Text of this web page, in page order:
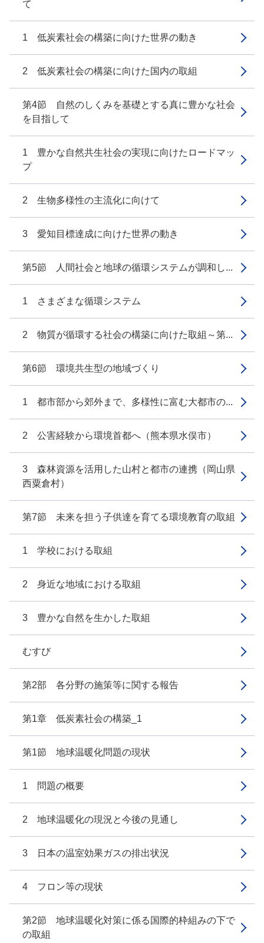
て
1 低炭素社会の構築に向けた世界の動き
2 低炭素社会の構築に向けた国内の取組
第4節 自然のしくみを基礎とする真に豊かな社会
を目指して
1 豊かな自然共生社会の実現に向けたロードマッ
プ
2 生物多様性の主流化に向けて
3 愛知目標達成に向けた世界の動き
第5節 人間社会と地球の循環システムが調和し...
1 さまざまな循環システム
2 物質が循環する社会の構築に向けた取組～第...
第6節 環境共生型の地域づくり
1 都市部から郊外まで、多様性に富む大都市の...
2 公害経験から環境首都へ（熊本県水俣市）
3 森林資源を活用した山村と都市の連携（岡山県
西粟倉村）
第7節 未来を担う子供達を育てる環境教育の取組
1 学校における取組
2 身近な地域における取組
3 豊かな自然を生かした取組
むすび
第2部 各分野の施策等に関する報告
第1章 低炭素社会の構築_1
第1節 地球温暖化問題の現状
1 問題の概要
2 地球温暖化の現況と今後の見通し
3 日本の温室効果ガスの排出状況
4 フロン等の現状
第2節 地球温暖化対策に係る国際的枠組みの下で
の取組